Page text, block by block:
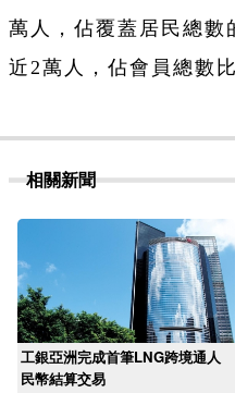
萬人，佔覆蓋居民總數
近2萬人，佔會員總
相關新聞
工銀亞洲完成首筆LNG跨境通人
民幣結算交易